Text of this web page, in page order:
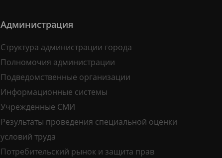
Администрация
Структура администрации города
Полномочия администрации
Подведомственные организации
Информационные системы
Учрежденные СМИ
Результаты проведения специальной оценки
условий труда
Потребительский рынок и защита прав